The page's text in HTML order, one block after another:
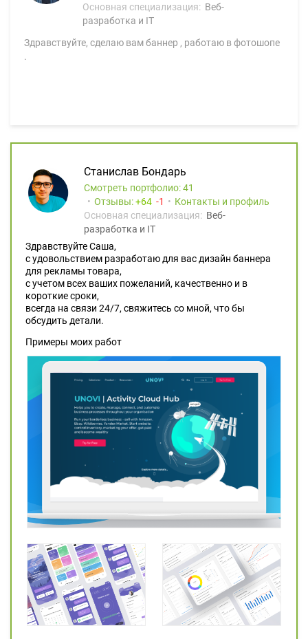
Основная специализация: Веб-
разработка и IT
Здравствуйте, сделаю вам баннер , работаю в фотошопе
.
Станислав Бондарь
Смотреть портфолио: 41
Отзывы:
64 1
Контакты и профиль
Основная специализация: Веб-
разработка и IT
Здравствуйте Саша,
с удовольствием разработаю для вас дизайн баннера
для рекламы товара,
с учетом всех ваших пожеланий, качественно и в
короткие сроки,
всегда на связи 24/7, свяжитесь со мной, что бы
обсудить детали.
Примеры моих работ